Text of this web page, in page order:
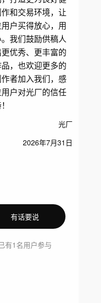
和交易环境，让
户买得放心，用
我们鼓励供稿人
优秀、更丰富的
，也欢迎更多的
者加入我们，感
户对光厂的信任
光厂
2026年7月31日
有话要说
有1名用户参与